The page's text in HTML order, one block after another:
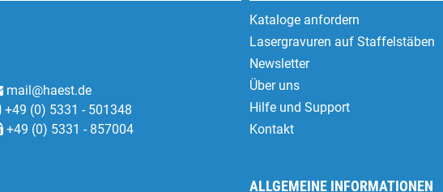
mail@haest.de
+49 (0) 5331 - 501348
+49 (0) 5331 - 857004
Kataloge anfordern
Lasergravuren auf Staffelstäben
Newsletter
Über uns
Hilfe und Support
Kontakt
ALLGEMEINE INFORMATIONEN